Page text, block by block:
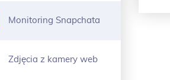
Monitoring Snapchata
Zdjęcia z kamery web